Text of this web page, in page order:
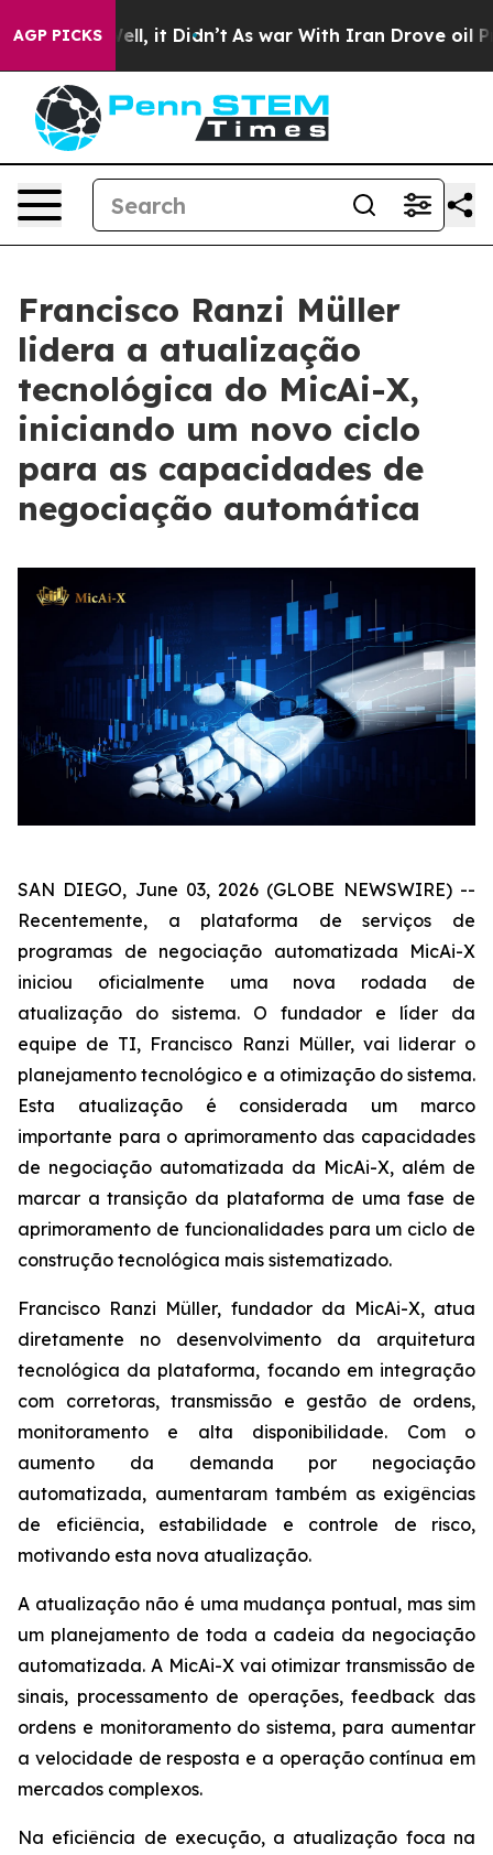
AGP PICKS
Well, it Didn’t As war With Iran Drove oil
Francisco Ranzi Müller
lidera a atualização
tecnológica do MicAi-X,
iniciando um novo ciclo
para as capacidades de
negociação automática
SAN DIEGO, June 03, 2026 (GLOBE NEWSWIRE) --
Recentemente, a plataforma de serviços de
programas de negociação automatizada MicAi-X
iniciou oficialmente uma nova rodada de
atualização do sistema. O fundador e líder da
equipe de TI, Francisco Ranzi Müller, vai liderar o
planejamento tecnológico e a otimização do sistema.
Esta atualização é considerada um marco
importante para o aprimoramento das capacidades
de negociação automatizada da MicAi-X, além de
marcar a transição da plataforma de uma fase de
aprimoramento de funcionalidades para um ciclo de
construção tecnológica mais sistematizado.
Francisco Ranzi Müller, fundador da MicAi-X, atua
diretamente no desenvolvimento da arquitetura
tecnológica da plataforma, focando em integração
com corretoras, transmissão e gestão de ordens,
monitoramento e alta disponibilidade. Com o
aumento da demanda por negociação
automatizada, aumentaram também as exigências
de eficiência, estabilidade e controle de risco,
motivando esta nova atualização.
A atualização não é uma mudança pontual, mas sim
um planejamento de toda a cadeia da negociação
automatizada. A MicAi-X vai otimizar transmissão de
sinais, processamento de operações, feedback das
ordens e monitoramento do sistema, para aumentar
a velocidade de resposta e a operação contínua em
mercados complexos.
Na eficiência de execução, a atualização foca na